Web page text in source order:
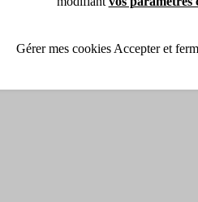
Gérer mes cookies Accepter et